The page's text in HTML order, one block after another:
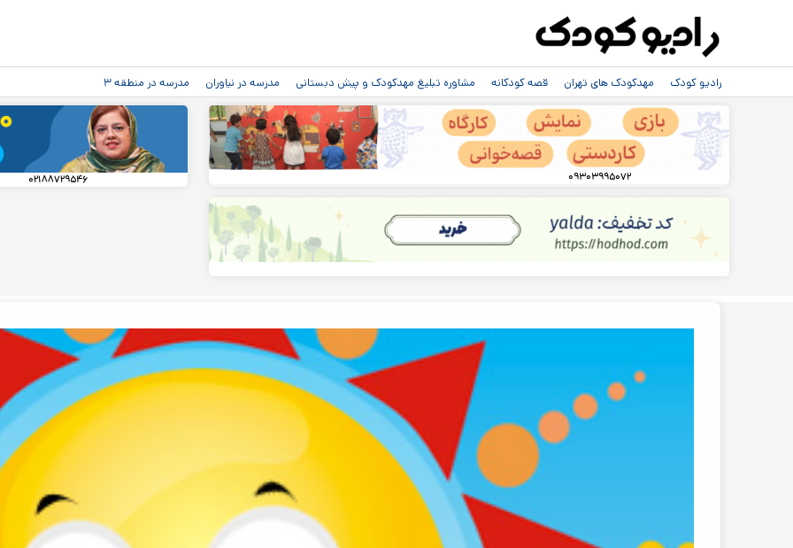
رادیو کودک مهدکودک های تهران قصه کودکانه مشاوره تبلیغ مهدکودک و پیش دبستانی مدرسه در نیاوران مدرسه در منطقه ۳
۰۹۳۰۳۹۹۵۰۷۲ ۰۲۱۸۸۷۲۹۵۴۶